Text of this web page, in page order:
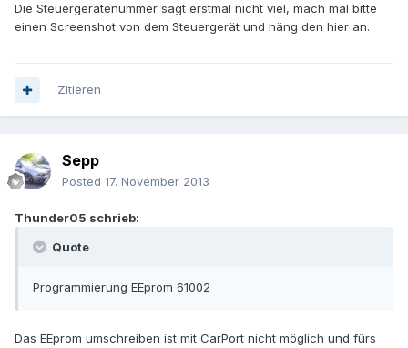
Die Steuergerätenummer sagt erstmal nicht viel, mach mal bitte
einen Screenshot von dem Steuergerät und häng den hier an.
Zitieren
Sepp
Posted 17. November 2013
Thunder05 schrieb:
Quote
Programmierung EEprom 61002
Das EEprom umschreiben ist mit CarPort nicht möglich und fürs